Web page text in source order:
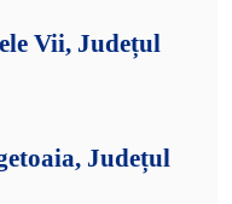
Vii, Județul
Județul